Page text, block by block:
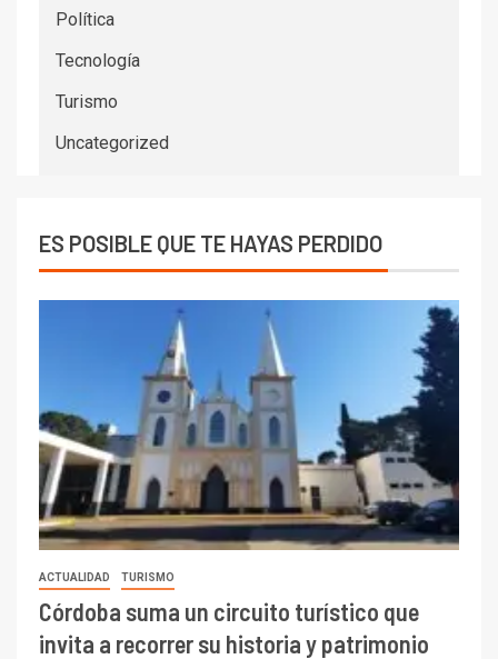
Política
Tecnología
Turismo
Uncategorized
ES POSIBLE QUE TE HAYAS PERDIDO
ACTUALIDAD TURISMO
Córdoba suma un circuito turístico que
invita a recorrer su historia y patrimonio